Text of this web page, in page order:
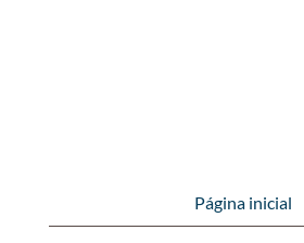
Página inicial